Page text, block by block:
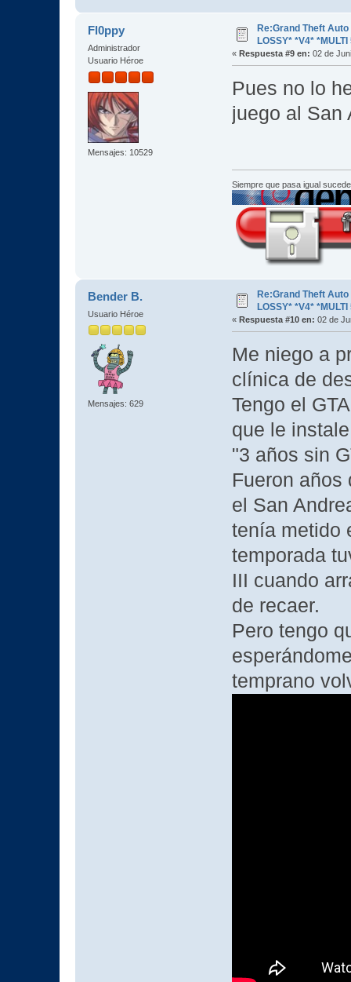
Fl0ppy
Administrador
Usuario Héroe
Mensajes: 10529
Re:Grand Theft
LOSSY* *V4*
« Respuesta #9 en: 02 de
Pues no lo
juego al San
Siempre que pasa igual
Bender B.
Usuario Héroe
Mensajes: 629
Re:Grand Theft
LOSSY* *V4*
« Respuesta #10 en: 02 de
Me niego a
clínica de
Tengo el
que le
"3 años sin
Fueron años
el San
tenía metido
temporada
III cuando
de recaer.
Pero tengo
temprano